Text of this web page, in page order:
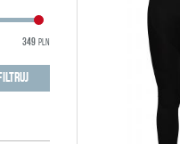
349 PLN